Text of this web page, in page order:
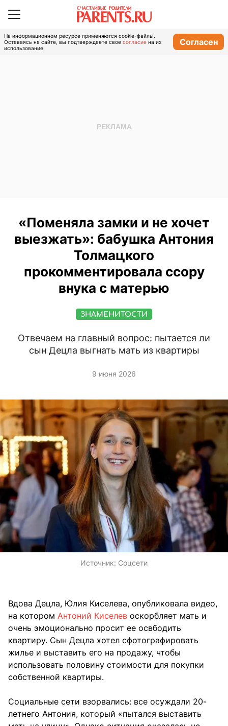
На информационном ресурсе применяются cookie-файлы.
Оставаясь на сайте, вы подтверждаете свое согласие на их
использование.
Согласен
«Поменяла замки и не хочет
выезжать»: бабушка Антония
Толмацкого
прокомментировала ссору
внука с матерью
ЗНАМЕНИТОСТИ
Отвечаем на главный вопрос: пытается ли
сын Децла выгнать мать из квартиры
9 июня 2026
Источник: Соцсети
Вдова Децла, Юлия Киселева, опубликовала видео,
на котором Антоний Киселев оскорбляет мать и
очень эмоционально просит ее освбодить
квартиру. Сын Децла хотел сфотографировать
жилье и выставить его на продажу, чтобы
использовать половину стоимости для покупки
собственной квартиры.
Социальные сети взорвались: все осуждали 20-
летнего Антония, который «пытался выставить